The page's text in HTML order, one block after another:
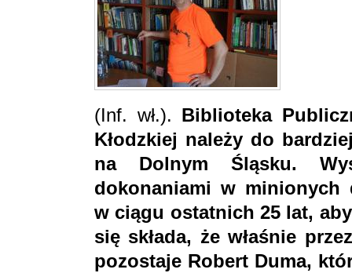
(Inf. wł.). Biblioteka
Kłodzkiej należy do
na Dolnym Śląsku.
dokonaniami w minionych
w ciągu ostatnich 25 lat,
się składa, że właśnie
pozostaje Robert Duma,